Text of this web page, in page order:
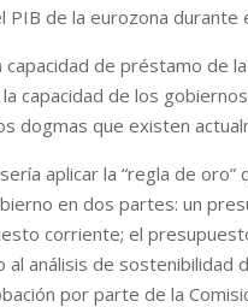
PIB de la eurozona
de préstamo de
capacidad de los
dogmas que existen
aplicar la “regla de
en dos partes: un
corriente; el
al análisis de sostenibilidad
por parte de la